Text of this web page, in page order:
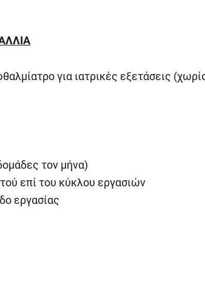
για ιατρικές εξετάσεις
τον μήνα)
επί του κύκλου εργασιών
εργασίας